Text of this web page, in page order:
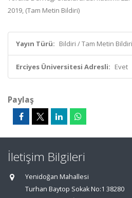
2019, (Tam Metin Bildiri)
Yayın Türü: Bildiri / Tam Metin Bildiri
Erciyes Üniversitesi Adresli: Evet
Paylaş
İletişim Bilgileri
Yenidoğan Mahallesi
Turhan Baytop Sokak No:1 38280